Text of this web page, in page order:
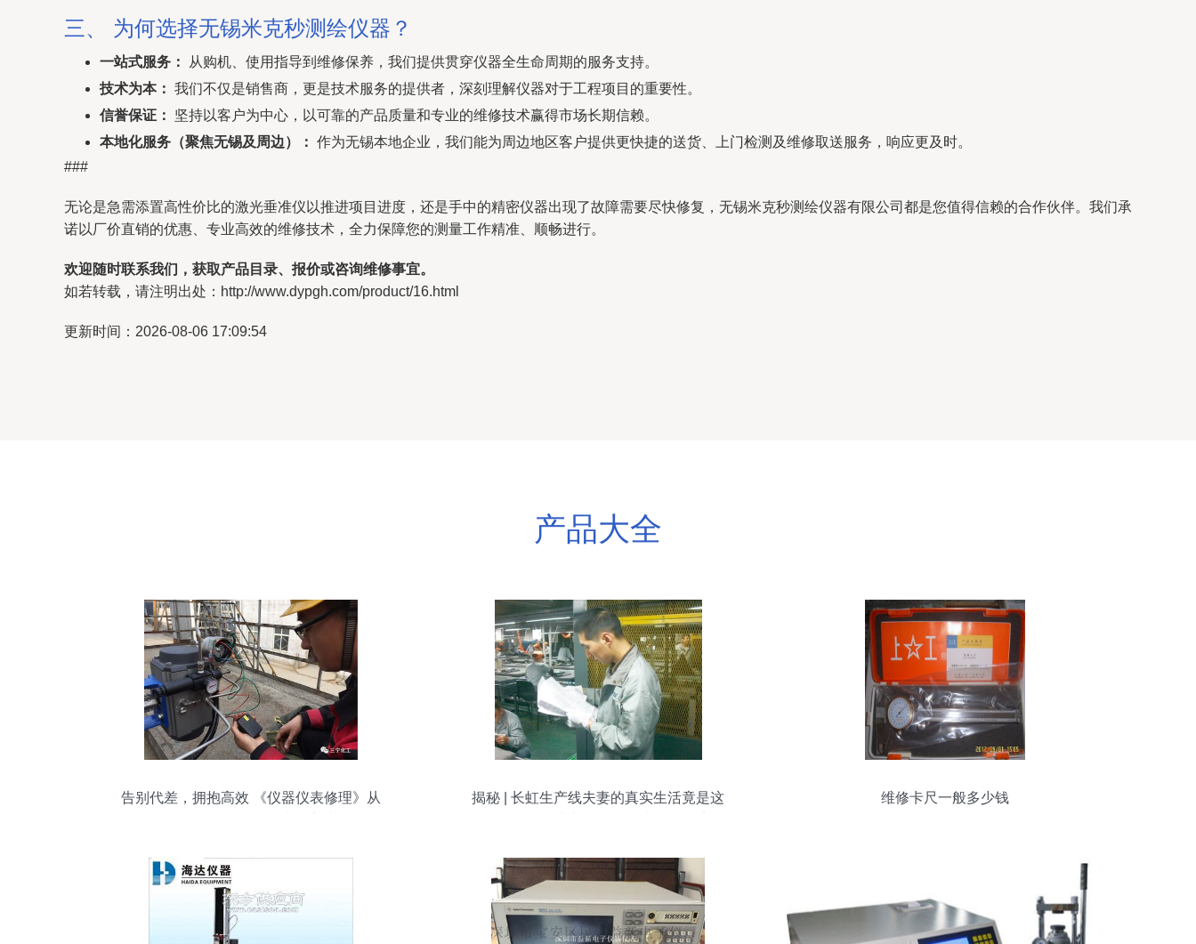
三、 为何选择无锡米克秒测绘仪器？
一站式服务：
从购机、使用指导到维修保养，我们提供贯穿仪器全生命周期的服务支持。
技术为本： 我们不仅是销售商，更是技术服务的提供者，深刻理解仪器对于工程项目的重要性。
信誉保证：
坚持以客户为中心，以可靠的产品质量和专业的维修技术赢得市场长期信赖。
本地化服务（聚焦无锡及周边）： 作为无锡本地企业，我们能为周边地区客户提供更快捷的送货、上门检测及维修取送服务，响应更及时。
###
无论是急需添置高性价比的激光垂准仪以推进项目进度，还是手中的精密仪器出现了故障需要尽快修复，无锡米克秒测绘仪器有限公司都是您值得信赖的合作伙伴。我们承
诺以厂价直销的优惠、专业高效的维修技术，全力保障您的测量工作精准、顺畅进行。
欢迎随时联系我们，获取产品目录、报价或咨询维修事宜。
如若转载，请注明出处：http://www.dypgh.com/product/16.html
更新时间：2026-08-06 17:09:54
产品大全
告别代差，拥抱高效 《仪器仪表修理》从
揭秘 | 长虹生产线夫妻的真实生活竟是这
维修卡尺一般多少钱